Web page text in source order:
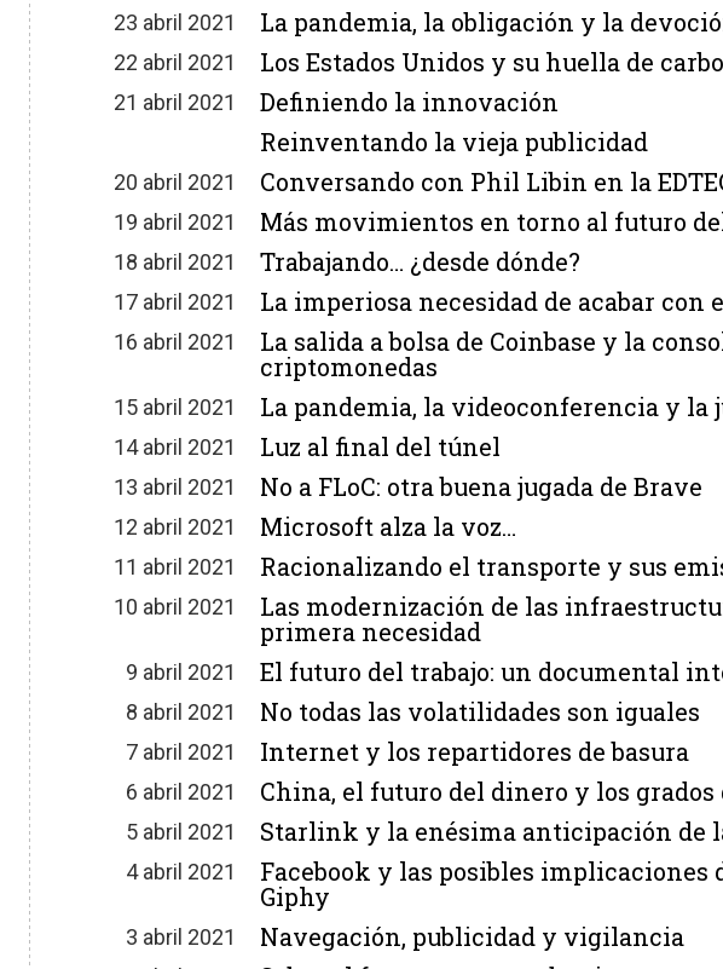
23 abril 2021 La pandemia, la obligación y la
22 abril 2021 Los Estados Unidos y su huella de
21 abril 2021
Definiendo la innovación
Reinventando la vieja publicidad
20 abril 2021 Conversando con Phil Libin en la
19 abril 2021 Más movimientos en torno al futuro
18 abril 2021 Trabajando… ¿desde dónde?
17 abril 2021 La imperiosa necesidad de acabar con
16 abril 2021
La salida a bolsa de Coinbase y la
criptomonedas
15 abril 2021 La pandemia, la videoconferencia y la
14 abril 2021 Luz al final del túnel
13 abril 2021 No a FLoC: otra buena jugada de Brave
12 abril 2021 Microsoft alza la voz…
11 abril 2021 Racionalizando el transporte y sus
10 abril 2021
Las modernización de las
primera necesidad
9 abril 2021 El futuro del trabajo: un documental
8 abril 2021 No todas las volatilidades son iguales
7 abril 2021 Internet y los repartidores de basura
6 abril 2021 China, el futuro del dinero y los
5 abril 2021 Starlink y la enésima anticipación de
4 abril 2021
Facebook y las posibles implicaciones
Giphy
3 abril 2021 Navegación, publicidad y vigilancia